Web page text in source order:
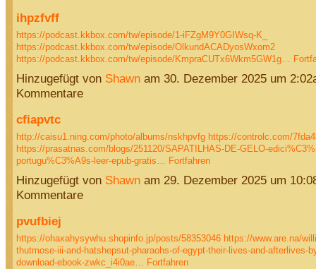
ihpzfvff
https://podcast.kkbox.com/tw/episode/1-iFZgM9Y0GIWsq-K_
https://podcast.kkbox.com/tw/episode/OlkundACADyosWxom2
https://podcast.kkbox.com/tw/episode/KmpraCUTx6Wkm5GW1g…
Hinzugefügt von Shawnam 30. Dezember 2025 um
Kommentare
cfiapvtc
http://caisu1.ning.com/photo/albums/nskhpvfg https://controlc.com/
https://prasatnas.com/blogs/251120/SAPATILHAS-DE-GELO-
portugu%C3%A9s-leer-epub-gratis… Fortfahren
Hinzugefügt von Shawnam 29. Dezember 2025 um
Kommentare
pvufbiej
https://ohaxahysywhu.shopinfo.jp/posts/58353046 https://www.are.na/
thutmose-iii-and-hatshepsut-pharaohs-of-egypt-their-lives-and-afterlives-
download-ebook-zwkc_i4i0ae… Fortfahren